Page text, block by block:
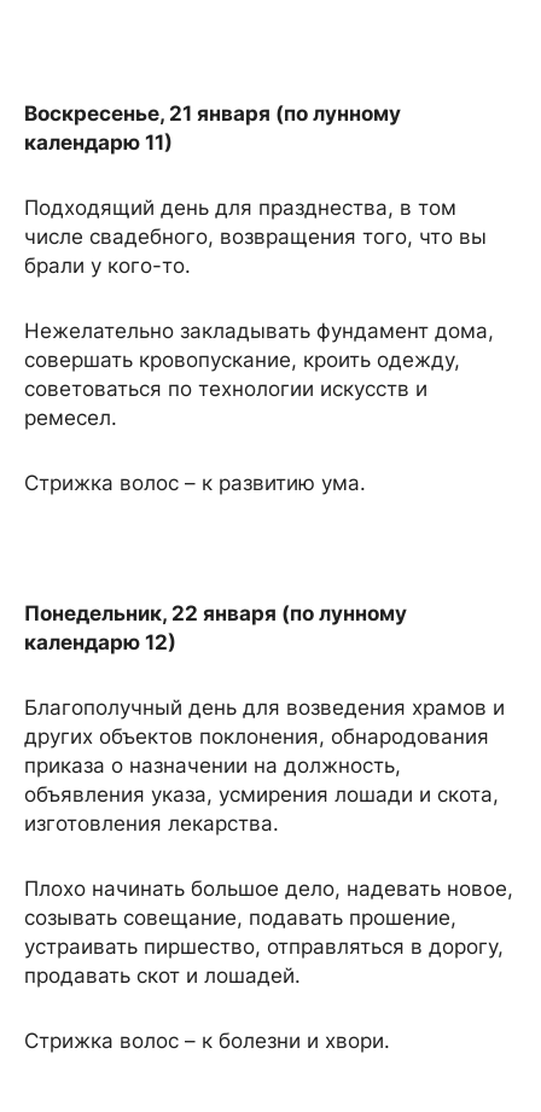
Воскресенье, 21 января (по лунному
календарю 11)
Подходящий день для празднества, в том
числе свадебного, возвращения того, что вы
брали у кого-то.
Нежелательно закладывать фундамент дома,
совершать кровопускание, кроить одежду,
советоваться по технологии искусств и
ремесел.
Стрижка волос – к развитию ума.
Понедельник, 22 января (по лунному
календарю 12)
Благополучный день для возведения храмов и
других объектов поклонения, обнародования
приказа о назначении на должность,
объявления указа, усмирения лошади и скота,
изготовления лекарства.
Плохо начинать большое дело, надевать новое,
созывать совещание, подавать прошение,
устраивать пиршество, отправляться в дорогу,
продавать скот и лошадей.
Стрижка волос – к болезни и хвори.